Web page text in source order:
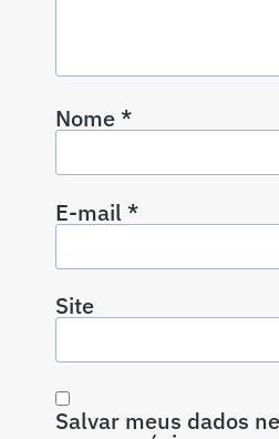
Nome*
E-mail*
Site
Salvar meus dados